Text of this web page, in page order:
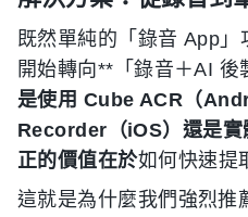
既然單純的「錄音 App
開始轉向**「錄音＋AI 後
是使用 Cube ACR（
Recorder（iOS）還是實
正的價值在於如何快速提
這就是為什麼我們強烈推